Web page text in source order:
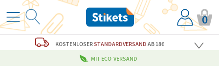
0
KOSTENLOSERSTANDARDVERSAND AB 18€
MIT ECO-VERSAND